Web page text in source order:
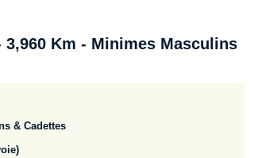
Km - Minimes Masculins
& Cadettes